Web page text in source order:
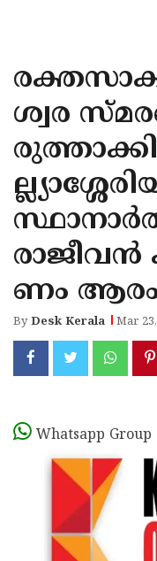
KANNUR
KASARAGOD
ശ്വര
രാജീവന്‍
ണം
ByDesk Kerala Mar
Whatsapp Group